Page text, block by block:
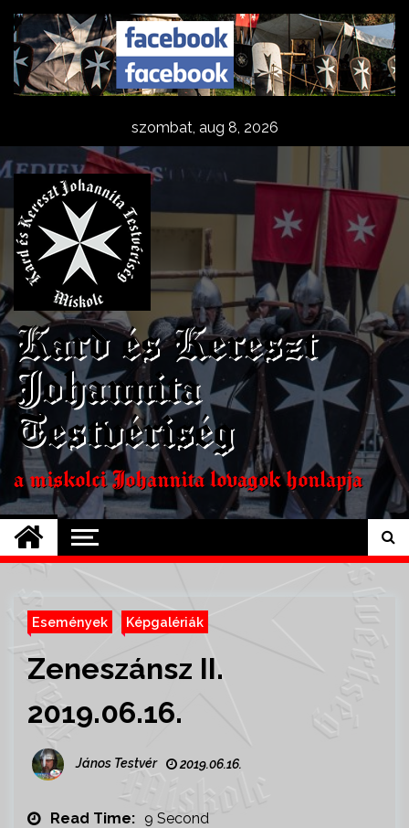
Skip
content
szombat, aug 8, 2026
Kard és Kereszt
Johannita
Testvériség
a miskolci Johannita lovagok honlapja
Események Képgalériák
Zeneszánsz II.
2019.06.16.
János Testvér 2019.06.16.
Read Time: 9 Second